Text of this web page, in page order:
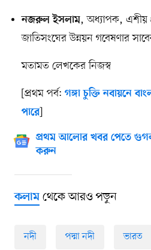
নজরুল ইসলাম, অধ্যাপক, এশীয়
জাতিসংঘের উন্নয়ন গবেষণার
মতামত লেখকের নিজস্ব
[প্রথম পর্ব: গঙ্গা চুক্তি নবায়নে
পারে]
প্রথম আলোর খবর পেতে
করুন
কলামথেকে আরও পড়ুন
নদী পদ্মা নদী ভারত